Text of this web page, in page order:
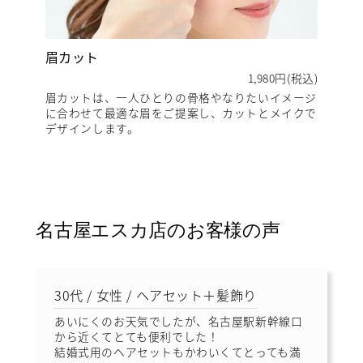
眉カット
1,980円(税込)
眉カットは、一人ひとりの骨格やなりたいイメージ
に合わせて最適な眉をご提案し、カットとメイクで
デザインします。
名古屋エスカ店のお客様の声
30代 / 女性 / ヘアセット＋髪飾り
あいにくのお天気でしたが、名古屋駅新幹線口
から近くてとても便利でした！
結婚式用のヘアセットもかわいくてとっても満